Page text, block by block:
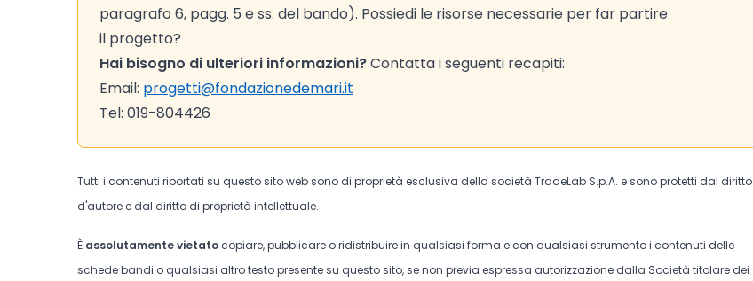
paragrafo 6, pagg. 5 e ss. del bando). Possiedi le risorse necessarie per far partire
il progetto?
Hai bisogno di ulteriori informazioni?Contatta i seguenti recapiti:
Email: progetti@fondazionedemari.it
Tel: 019-804426
Tutti i contenuti riportati su questo sito web sono di proprietà esclusiva della società TradeLab S.p.A. e sono protetti dal diritto
d'autore e dal diritto di proprietà intellettuale.
È assolutamente vietato copiare, pubblicare o ridistribuire in qualsiasi forma e con qualsiasi strumento i contenuti delle
schede bandi o qualsiasi altro testo presente su questo sito, se non previa espressa autorizzazione dalla Società titolare dei